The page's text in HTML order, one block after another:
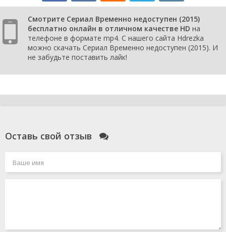
Смотрите Сериал Временно недоступен (2015)
бесплатно онлайн в отличном качестве HD на
телефоне в формате mp4. С нашего сайта Hdrezka
можно скачать Сериал Временно недоступен (2015). И
не забудьте поставить лайк!
Оставь свой отзыв